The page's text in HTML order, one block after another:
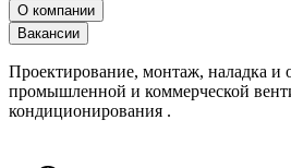
О компании
Вакансии
Проектирование, монтаж, наладка и
промышленной и коммерческой
кондиционирования .